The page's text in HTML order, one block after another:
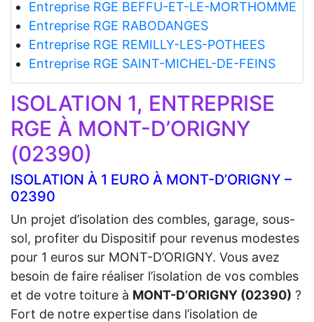
Entreprise RGE BEFFU-ET-LE-MORTHOMME
Entreprise RGE RABODANGES
Entreprise RGE REMILLY-LES-POTHEES
Entreprise RGE SAINT-MICHEL-DE-FEINS
ISOLATION 1, ENTREPRISE
RGE À MONT-D’ORIGNY
(02390)
ISOLATION À 1 EURO À MONT-D’ORIGNY –
02390
Un projet d’isolation des combles, garage, sous-
sol, profiter du Dispositif pour revenus modestes
pour 1 euros sur MONT-D’ORIGNY. Vous avez
besoin de faire réaliser l’isolation de vos combles
et de votre toiture à MONT-D’ORIGNY (02390) ?
Fort de notre expertise dans l’isolation de